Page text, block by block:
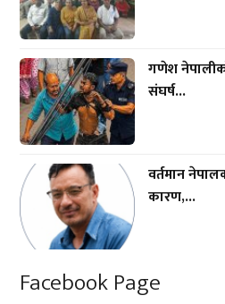
गणेश
संघर्ष...
वर्तमान
कारण,...
Facebook Page